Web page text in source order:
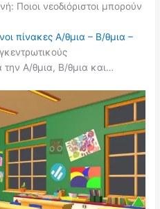
Ποιοι νεοδιόριστοι μπορούν
πίνακες Α/θμια – Β/θμια –
την Α/θμια, Β/θμια και…